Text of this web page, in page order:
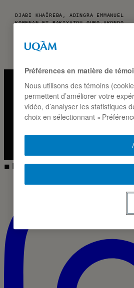
DJABI KHAÏREBA, ADINGRA EMMANUEL
KOBENAN ET RAKIYATOU OURO-AKONDO
LA NOTE MARKETING · ESG-
◼ IG · LIVE
Préférences en matière de
Nous utilisons des témoins
permettent d’améliorer votre
vidéo, d’analyser les statistiques
choix en sélectionnant «